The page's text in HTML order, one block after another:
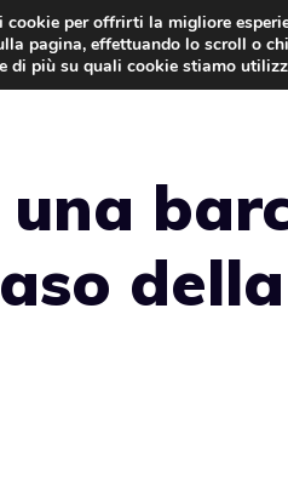
cookie per offrirti la migliore
pagina, effettuando lo scroll o
di più su quali cookie stiamo